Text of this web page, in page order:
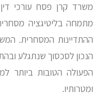
משרד קרן פסח עורכי
מתמחה בליטיגציה
ההתדיינות המסחרית.
הנכון לסכסוך שנתגלע
הפעולה הטובות ביותר
ומטרותיו.